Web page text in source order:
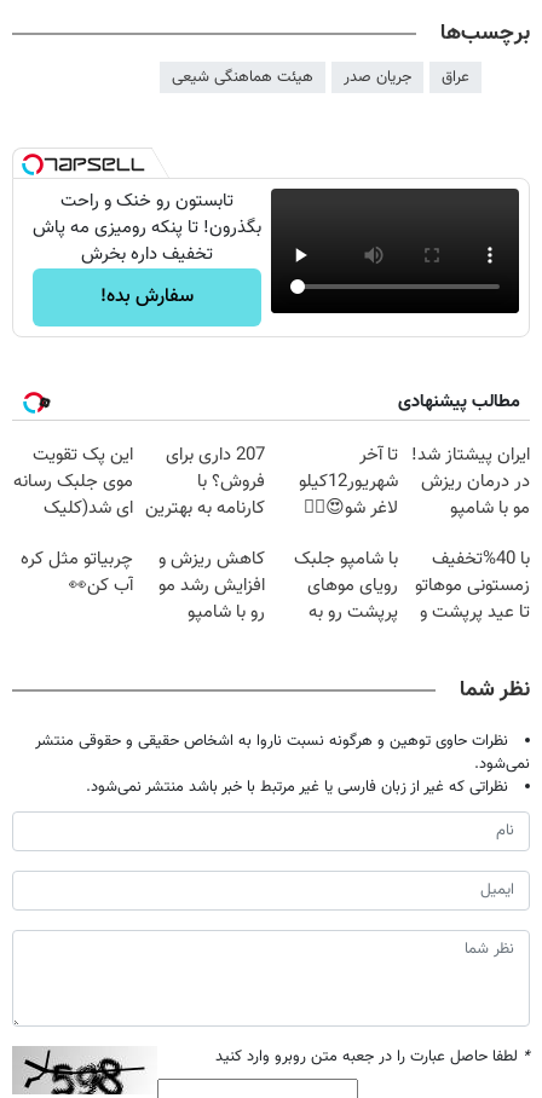
برچسب‌ها
عراق جریان صدر هیئت هماهنگی شیعی
تابستون رو خنک و راحت
بگذرون! تا پنکه رومیزی مه پاش
تخفیف داره بخرش
سفارش بده!
مطالب پیشنهادی
ایران پیشتاز شد!
در درمان ریزش
مو با شامپو
تا آخر
شهریور12کیلو
لاغر شو😍👌🏻
207 داری برای
فروش؟ با
کارنامه به بهترین
این پک تقویت
موی جلبک رسانه
ای شد(کلیک
بیشتر)
با 40%تخفیف
زمستونی موهاتو
تا عید پرپشت و
با شامپو جلبک
رویای موهای
پرپشت رو به
کاهش ریزش و
افزایش رشد مو
رو با شامپو
چربیاتو مثل کره
آب کن👀
نظر شما
نظرات حاوی توهین و هرگونه نسبت ناروا به اشخاص حقیقی و حقوقی منتشر
نمی‌شود.
نظراتی که غیر از زبان فارسی یا غیر مرتبط با خبر باشد منتشر نمی‌شود.
* لطفا حاصل عبارت را در جعبه متن روبرو وارد کنید